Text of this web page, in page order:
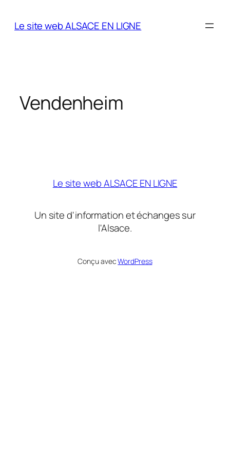
Le site web ALSACE EN LIGNE
Vendenheim
Le site web ALSACE EN LIGNE
Un site d'information et échanges sur
l'Alsace.
Conçu avecWordPress